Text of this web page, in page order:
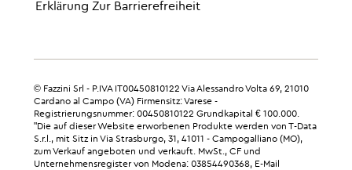
Erklärung Zur Barrierefreiheit
© Fazzini Srl - P.IVA IT00450810122 Via Alessandro Volta 69, 21010
Cardano al Campo (VA) Firmensitz: Varese -
Registrierungsnummer: 00450810122 Grundkapital € 100.000.
"Die auf dieser Website erworbenen Produkte werden von T-Data
S.r.l., mit Sitz in Via Strasburgo, 31, 41011 - Campogalliano (MO),
zum Verkauf angeboten und verkauft. MwSt., CF und
Unternehmensregister von Modena: 03854490368, E-Mail